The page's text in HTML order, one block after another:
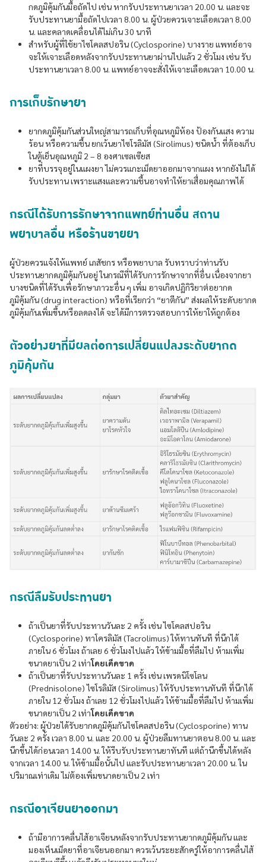
กดภูมิคุ้มกันมื้อถัดไป เช่น หากรับประทานยาเวลา 20.00 น. และจะ
รับประทานยามื้อถัดไปเวลา 8.00 น. ผู้ป่วยควรเจาะเลือดเวลา 8.00
น. และคลาดเคลื่อนได้ไม่เกิน 30 นาที
สำหรับผู้ที่ใช้ยาไซโคลสปอริน (Cyclosporine) บางราย แพทย์อาจ
จะให้เจาะเลือดหลังจากรับประทานยาผ่านไปแล้ว 2 ชั่วโมง เช่น รับ
ประทานยาเวลา 8.00 น. แพทย์อาจจะสั่งให้เจาะเลือดเวลา 10.00 น.
การเก็บรักษายา
ยากดภูมิคุ้มกันส่วนใหญ่สามารถเก็บที่อุณหภูมิห้อง ป้องกันแสง ความ
ร้อน หรือความชื้น ยกเว้นยาไซโรลิมัส (Sirolimus) ชนิดน้ำ ที่ต้องเก็บ
ในตู้เย็นอุณหภูมิ 2 – 8 องศาเซลเซียส
ยาที่บรรจุอยู่ในแผงยา ไม่ควรแกะเม็ดยาออกมาจากแผง หากยังไม่ได้
รับประทาน เพราะแสงและความชื้นอาจทำให้ยาเสื่อมคุณภาพได้
กรณีได้รับการรักษาจากแพทย์ท่านอื่น สถาน
พยาบาลอื่น หรือร้านขายยา
ผู้ป่วยควรแจ้งให้แพทย์ เภสัชกร หรือพยาบาล รับทราบว่าท่านรับ
ประทานยากดภูมิคุ้มกันอยู่ ในกรณีที่ได้รับการรักษาจากที่อื่น เนื่องจากยา
บางชนิดที่ได้รับเพื่อรักษาภาวะอื่น ๆ เพิ่ม อาจเกิดปฏิกิริยาต่อยากด
ภูมิคุ้มกัน (drug interaction) หรือที่เรียกว่า “ยาตีกัน” ส่งผลให้ระดับยากด
ภูมิคุ้มกันเพิ่มขึ้นหรือลดลงได้ จะได้มีการตรวจสอบการให้ยาให้ถูกต้อง
ตัวอย่างยาที่มีผลต่อการเปลี่ยนแปลงระดับยากด
ภูมิคุ้มกัน
กรณีลืมรับประทานยา
ถ้าเป็นยาที่รับประทานวันละ 2 ครั้ง เช่น ไซโคลสปอริน
(Cyclosporine) ทาโครลิมัส (Tacrolimus) ให้ทานทันที ที่นึกได้
ภายใน 6 ชั่วโมง ถ้าเลย 6 ชั่วโมงไปแล้ว ให้ข้ามมื้อที่ลืมไป ห้ามเพิ่ม
ขนาดยาเป็น 2 เท่าโดยเด็ดขาด
ถ้าเป็นยาที่รับประทานวันละ 1 ครั้ง เช่น เพรดนิโซโลน
(Prednisolone) ไซโรลิมัส (Sirolimus) ให้รับประทานทันที ที่นึกได้
ภายใน 12 ชั่วโมง ถ้าเลย 12 ชั่วโมงไปแล้ว ให้ข้ามมื้อที่ลืมไป ห้ามเพิ่ม
ขนาดยาเป็น 2 เท่าโดยเด็ดขาด
ตัวอย่าง: ผู้ป่วยได้รับยากดภูมิคุ้มกันไซโคลสปอริน (Cyclosporine) ทาน
วันละ 2 ครั้ง เวลา 8.00 น. และ 20.00 น. ผู้ป่วยลืมทานยาตอน 8.00 น. และ
นึกขึ้นได้ก่อนเวลา 14.00 น. ให้รีบรับประทานยาทันที แต่ถ้านึกขึ้นได้หลัง
จากเวลา 14.00 น. ให้ข้ามมื้อนั้นไป และรับประทานยาเวลา 20.00 น. ใน
ปริมาณเท่าเดิม ไม่ต้องเพิ่มขนาดยาเป็น 2 เท่า
กรณีอาเจียนยาออกมา
ถ้ามีอาการคลื่นไส้อาเจียนหลังจากรับประทานยากดภูมิคุ้มกัน และ
มองเห็นเม็ดยาที่อาเจียนออกมา ควรเว้นระยะสักครู่ให้อาการคลื่นไส้